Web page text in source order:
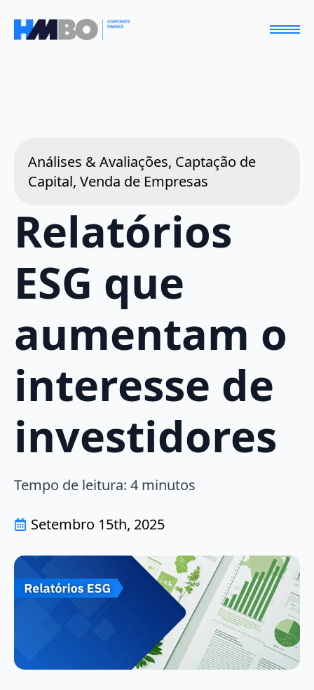
Análises & Avaliações, Captação de
Capital, Venda de Empresas
Relatórios
ESG que
aumentam o
interesse de
investidores
Tempo de leitura: 4 minutos
Setembro 15th, 2025